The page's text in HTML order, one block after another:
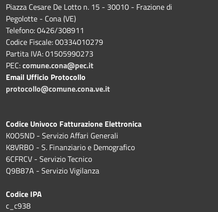
Piazza Cesare De Lotto n. 15 - 30010 - Frazione di
Pegolotte - Cona (VE)
Telefono: 0426/308911
Codice Fiscale: 00334010279
Partita IVA: 01505990273
PEC:comune.cona@pec.it
Email Ufficio Protocollo
protocollo@comune.cona.ve.it
Codice Univoco Fatturazione Elettronica
K0O5ND - Servizio Affari Generali
K8VRBO - S. Finanziario e Demografico
6CFRCV - Servizio Tecnico
Q9B87A - Servizio Vigilanza
Codice IPA
c_c938